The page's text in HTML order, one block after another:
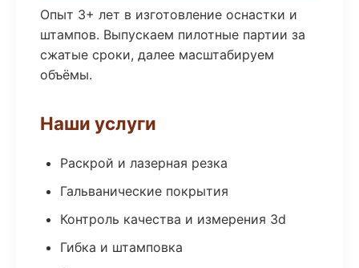
Опыт 3+ лет в изготовление оснастки и
штампов. Выпускаем пилотные партии за
сжатые сроки, далее масштабируем
объёмы.
Наши услуги
Раскрой и лазерная резка
Гальванические покрытия
Контроль качества и измерения 3d
Гибка и штамповка